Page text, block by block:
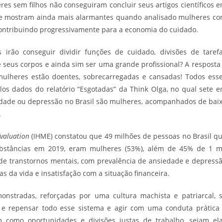
sem filhos não conseguiram concluir seus artigos científicos
mostram ainda mais alarmantes quando analisado mulheres
progressivamente para a economia do cuidado.
conseguir dividir funções de cuidado, divisões de
corpos e ainda sim ser uma grande profissional? A resposta
estão doentes, sobrecarregadas e cansadas! Todos
dados do relatório “Esgotadas” da Think Olga, no qual sete
ou depressão no Brasil são mulheres, acompanhados de
(IHME) constatou que 49 milhões de pessoas no Brasil
em 2019, eram mulheres (53%), além de 45% de 1
transtornos mentais, com prevalência de ansiedade e
da vida e insatisfação com a situação financeira.
reforçadas por uma cultura machista e patriarcal,
repensar todo esse sistema e agir com uma conduta prática